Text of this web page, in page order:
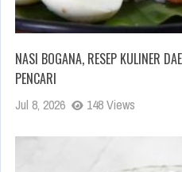
NASI BOGANA, RESEP KULINER
PENCARI
Jul 8, 2026 148 Views